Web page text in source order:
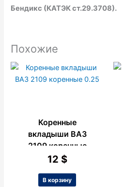
Бендикс (КАТЭК ст.29.3708).
Похожие
Коренные
вкладыши ВАЗ
2109 коренные
0.25
12 $
В корзину